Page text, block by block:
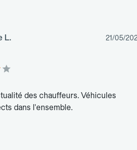
L. 21/05/
des chauffeurs. Véhicules
dans l'ensemble.